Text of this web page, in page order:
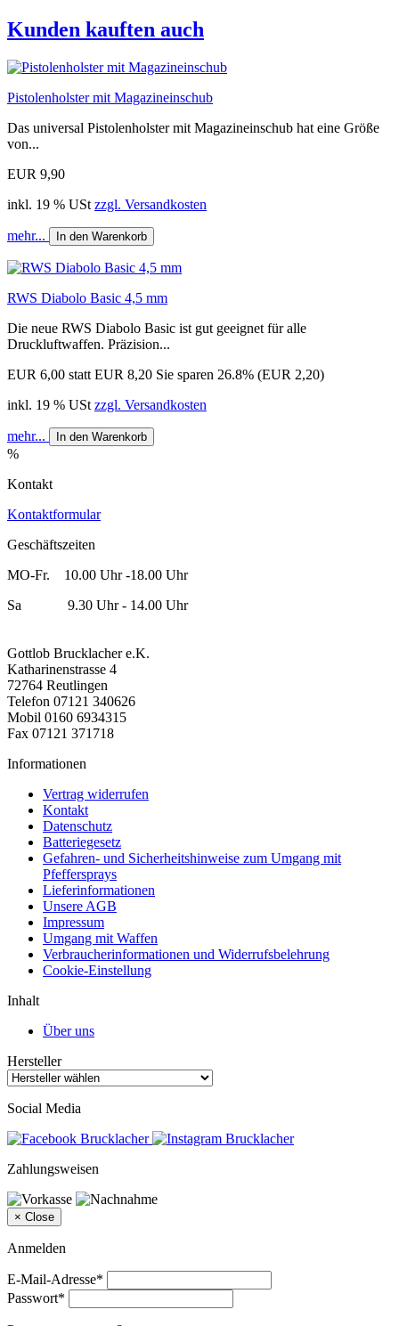
Kunden kauften auch
Pistolenholster mit Magazineinschub
Das universal Pistolenholster mit Magazineinschub hat eine Größe
von...
EUR 9,90
inkl. 19 % USt zzgl. Versandkosten
mehr... In den Warenkorb
RWS Diabolo Basic 4,5 mm
Die neue RWS Diabolo Basic ist gut geeignet für alle
Druckluftwaffen. Präzision...
EUR 6,00 statt EUR 8,20 Sie sparen 26.8% (EUR 2,20)
inkl. 19 % USt zzgl. Versandkosten
mehr... In den Warenkorb
%
Kontakt
Kontaktformular
Geschäftszeiten
MO-Fr. 10.00 Uhr -18.00 Uhr
Sa 9.30 Uhr - 14.00 Uhr
Gottlob Brucklacher e.K.
Katharinenstrasse 4
72764 Reutlingen
Telefon 07121 340626
Mobil 0160 6934315
Fax 07121 371718
Informationen
Vertrag widerrufen
Kontakt
Datenschutz
Batteriegesetz
Gefahren- und Sicherheitshinweise zum Umgang mit
Pfeffersprays
Lieferinformationen
Unsere AGB
Impressum
Umgang mit Waffen
Verbraucherinformationen und Widerrufsbelehrung
Cookie-Einstellung
Inhalt
Über uns
Hersteller
Social Media
Zahlungsweisen
× Close
Anmelden
E-Mail-Adresse*
Passwort*